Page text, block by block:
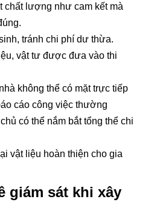
chất lượng như cam kết mà
tránh chi phí dư thừa.
vật tư được đưa vào thi
không thể có mặt trực tiếp
cáo công việc thường
có thể nắm bắt tổng thể chi
vật liệu hoàn thiện cho gia
giám sát khi xây